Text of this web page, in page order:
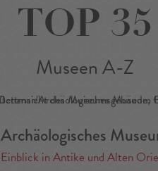
TOP 35
Museen A-Z
Archäologisches
Einblick in Antike und Alten